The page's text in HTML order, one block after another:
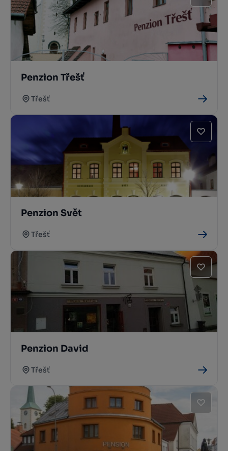
Penzion Třešť
Třešť
Penzion Svět
Třešť
Penzion David
Třešť